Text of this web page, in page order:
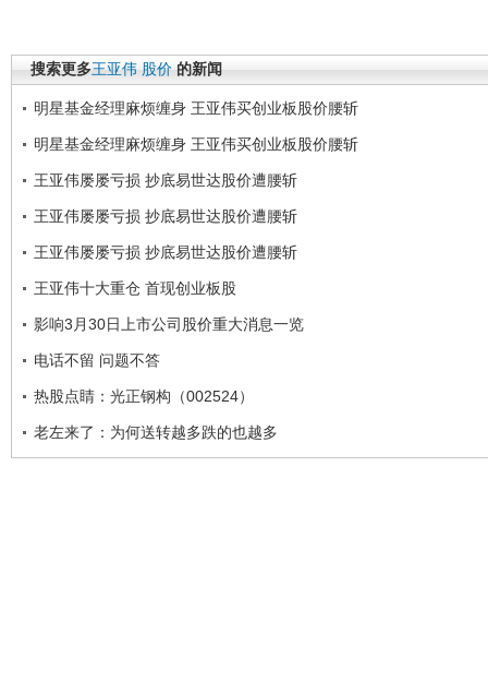
搜索更多王亚伟 股价 的新闻
明星基金经理麻烦缠身 王亚伟买创业板股价腰斩
明星基金经理麻烦缠身 王亚伟买创业板股价腰斩
王亚伟屡屡亏损 抄底易世达股价遭腰斩
王亚伟屡屡亏损 抄底易世达股价遭腰斩
王亚伟屡屡亏损 抄底易世达股价遭腰斩
王亚伟十大重仓 首现创业板股
影响3月30日上市公司股价重大消息一览
电话不留 问题不答
热股点睛：光正钢构（002524）
老左来了：为何送转越多跌的也越多